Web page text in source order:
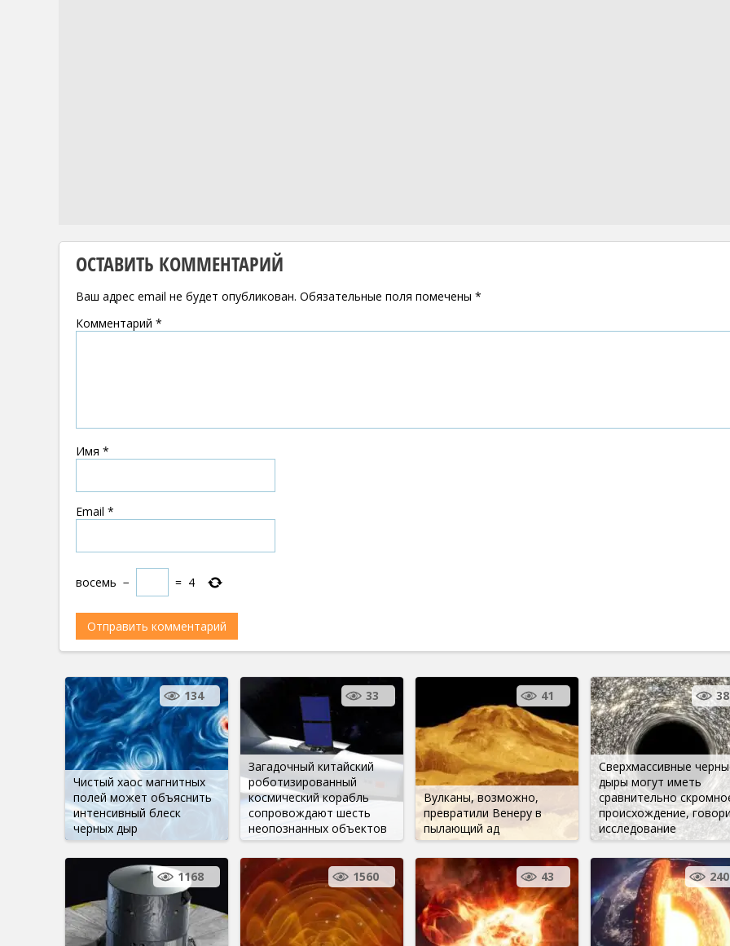
ОСТАВИТЬ КОММЕНТАРИЙ
Ваш адрес email не будет опубликован. Обязательные поля помечены *
Комментарий *
Имя *
Email *
восемь − = 4
Чистый хаос магнитных
полей может объяснить
интенсивный блеск
черных дыр
134
Загадочный китайский
роботизированный
космический корабль
сопровождают шесть
неопознанных объектов
33
Вулканы, возможно,
превратили Венеру в
пылающий ад
41
Сверхмассивные
дыры могут иметь
сравнительно
происхождение,
исследование
38
1168 1560 43 240